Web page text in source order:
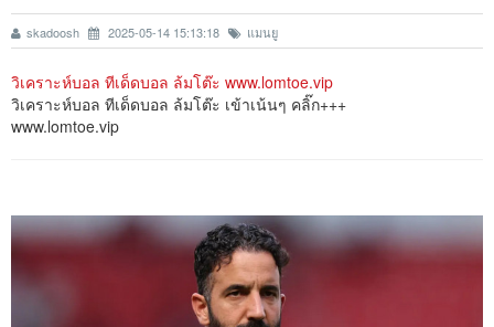
skadoosh 2025-05-14 15:13:18 แมนยู
วิเคราะห์บอล ทีเด็ดบอล ล้มโต๊ะ www.lomtoe.vip
วิเคราะห์บอล ทีเด็ดบอล ล้มโต๊ะ เข้าเน้นๆ คลิ๊ก+++
www.lomtoe.vip